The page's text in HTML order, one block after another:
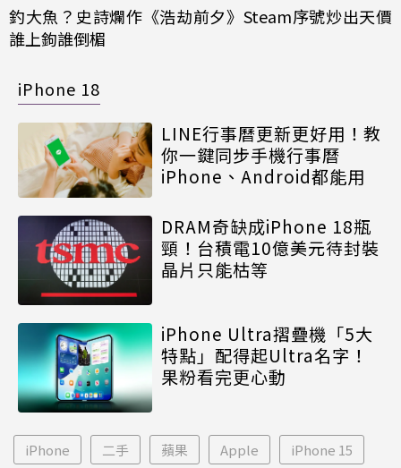
釣大魚？史詩爛作《浩劫前夕》Steam序號炒出天價
誰上鉤誰倒楣
iPhone 18
LINE行事曆更新更好用！教
你一鍵同步手機行事曆
iPhone、Android都能用
DRAM奇缺成iPhone 18瓶
頸！台積電10億美元待封裝
晶片只能枯等
iPhone Ultra摺疊機「5大
特點」配得起Ultra名字！
果粉看完更心動
iPhone 二手 蘋果 Apple iPhone 15